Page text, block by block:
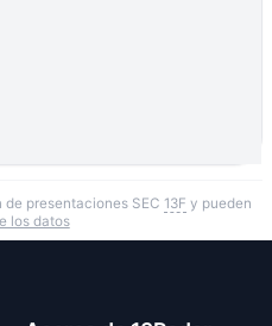
presentaciones SEC 13F y pueden
los datos